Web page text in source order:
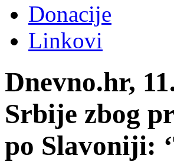
Donacije
Linkovi
Dnevno.hr,
Srbije zbog
po Slavoniji: